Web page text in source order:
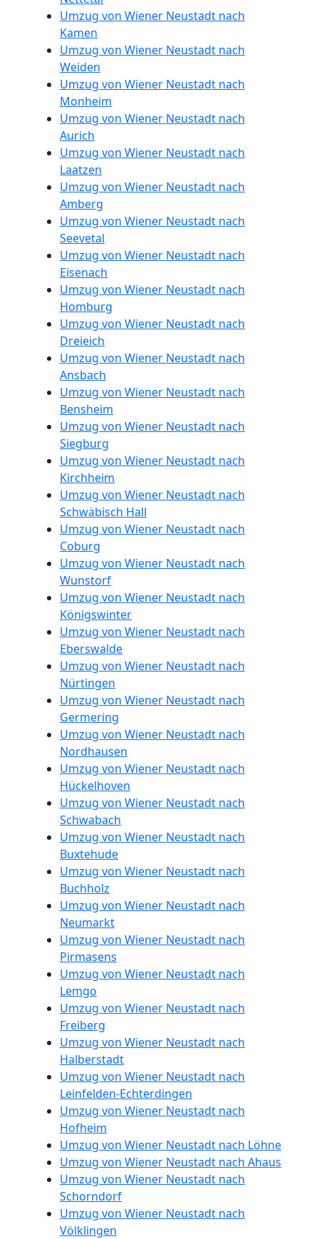
Umzug von Wiener Neustadt nach
Kamen
Umzug von Wiener Neustadt nach
Weiden
Umzug von Wiener Neustadt nach
Monheim
Umzug von Wiener Neustadt nach
Aurich
Umzug von Wiener Neustadt nach
Laatzen
Umzug von Wiener Neustadt nach
Amberg
Umzug von Wiener Neustadt nach
Seevetal
Umzug von Wiener Neustadt nach
Eisenach
Umzug von Wiener Neustadt nach
Homburg
Umzug von Wiener Neustadt nach
Dreieich
Umzug von Wiener Neustadt nach
Ansbach
Umzug von Wiener Neustadt nach
Bensheim
Umzug von Wiener Neustadt nach
Siegburg
Umzug von Wiener Neustadt nach
Kirchheim
Umzug von Wiener Neustadt nach
Schwäbisch Hall
Umzug von Wiener Neustadt nach
Coburg
Umzug von Wiener Neustadt nach
Wunstorf
Umzug von Wiener Neustadt nach
Königswinter
Umzug von Wiener Neustadt nach
Eberswalde
Umzug von Wiener Neustadt nach
Nürtingen
Umzug von Wiener Neustadt nach
Germering
Umzug von Wiener Neustadt nach
Nordhausen
Umzug von Wiener Neustadt nach
Hückelhoven
Umzug von Wiener Neustadt nach
Schwabach
Umzug von Wiener Neustadt nach
Buxtehude
Umzug von Wiener Neustadt nach
Buchholz
Umzug von Wiener Neustadt nach
Neumarkt
Umzug von Wiener Neustadt nach
Pirmasens
Umzug von Wiener Neustadt nach
Lemgo
Umzug von Wiener Neustadt nach
Freiberg
Umzug von Wiener Neustadt nach
Halberstadt
Umzug von Wiener Neustadt nach
Leinfelden-Echterdingen
Umzug von Wiener Neustadt nach
Hofheim
Umzug von Wiener Neustadt nach Löhne
Umzug von Wiener Neustadt nach Ahaus
Umzug von Wiener Neustadt nach
Schorndorf
Umzug von Wiener Neustadt nach
Völklingen